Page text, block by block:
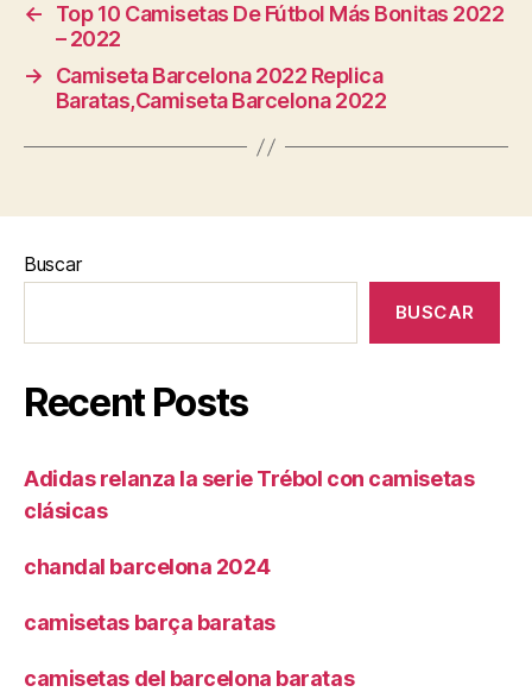
←
Top 10 Camisetas De Fútbol Más Bonitas 2022
– 2022
→
Camiseta Barcelona 2022 Replica
Baratas,Camiseta Barcelona 2022
Buscar
BUSCAR
Recent Posts
Adidas relanza la serie Trébol con camisetas
clásicas
chandal barcelona 2024
camisetas barça baratas
camisetas del barcelona baratas